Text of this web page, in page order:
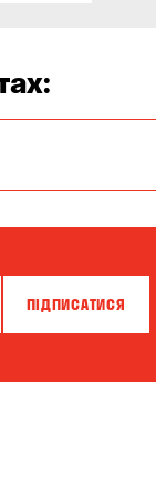
ПІДПИСАТИСЯ